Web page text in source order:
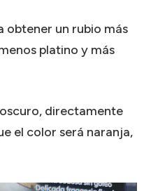
obtener un rubio más
platino y más
directamente
el color será naranja,